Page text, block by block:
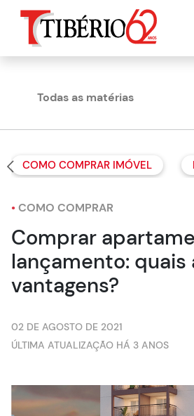
Todas as matérias
COMO COMPRAR IMÓVEL
• COMO COMPRAR
Comprar
lançamento: quais
vantagens?
02 DE AGOSTO DE 2021
ÚLTIMA ATUALIZAÇÃO HÁ 3 ANOS